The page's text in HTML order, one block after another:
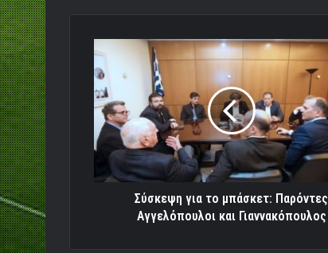
Σύσκεψη
το
μπάσκετ:
Παρόντες
Αγγελόπουλοι
και
Γιαννακόπουλος
Σύσκεψη για το μπάσκετ: Παρόντες
Αγγελόπουλοι και Γιαννακόπουλος